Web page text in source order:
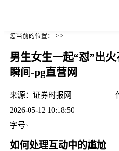
您当前的位置： > >
男生女生一起“怼”出
瞬间-pg直营网
来源： 证券时报网
2026-05-12 10:18:50
字号
如何处理互动中的尴尬